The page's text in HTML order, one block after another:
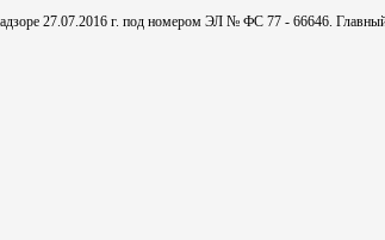
27.07.2016 г. под номером ЭЛ № ФС 77 - 66646.